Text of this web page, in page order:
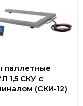
паллетные
1,5 СКУ с
(СКИ-12)